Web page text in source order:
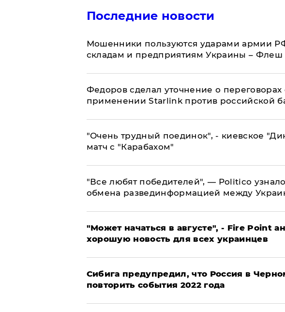
Последние новости
Мошенники пользуются ударами армии
складам и предприятиям Украины – Флеш
Федоров сделал уточнение о
применении Starlink против российской
"Очень трудный поединок", - киевское
матч с "Карабахом"
​"Все любят победителей", — Politico
обмена развединформацией между
"Может начаться в августе", - Fire Point
хорошую новость для всех украинцев
Сибига предупредил, что Россия в
повторить события 2022 года